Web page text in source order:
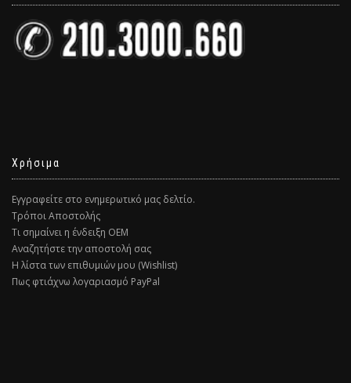
Χρήσιμα
Εγγραφείτε στο ενημερωτικό μας δελτίο.
Τρόποι Αποστολής
Τι σημαίνει η ένδειξη ΟΕΜ
Αναζητήστε την αποστολή σας
Η λίστα των επιθυμιών μου (Wishlist)
Πως φτιάχνω λογαριασμό PayPal